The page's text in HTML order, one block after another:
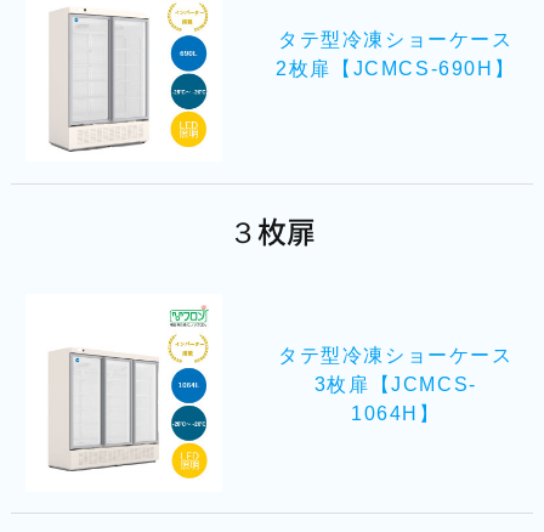
タテ型冷凍ショーケース
2枚扉【JCMCS-690H】
３枚扉
タテ型冷凍ショーケース
3枚扉【JCMCS-
1064H】